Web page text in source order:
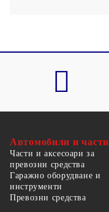
Автомобили и части
Части и аксесоари за
превозни средства
Гаражно оборудване и
инструменти
Превозни средства